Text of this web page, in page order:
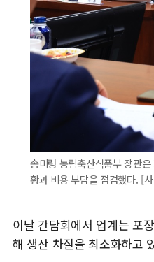
송미령 농림축산식품부 장관
황과 비용 부담을 점검했다.
이날 간담회에서 업계는 포
해 생산 차질을 최소화하고